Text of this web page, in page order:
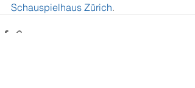
Schauspielhaus Zürich.